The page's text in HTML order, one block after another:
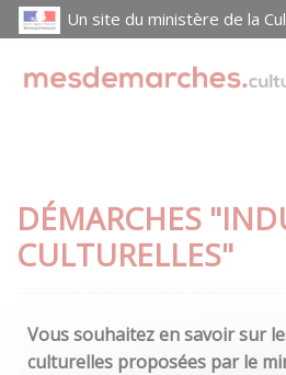
Un site du ministère de la
DÉMARCHES
CULTURELLES"
Vous souhaitez en savoir sur
culturelles proposées par le